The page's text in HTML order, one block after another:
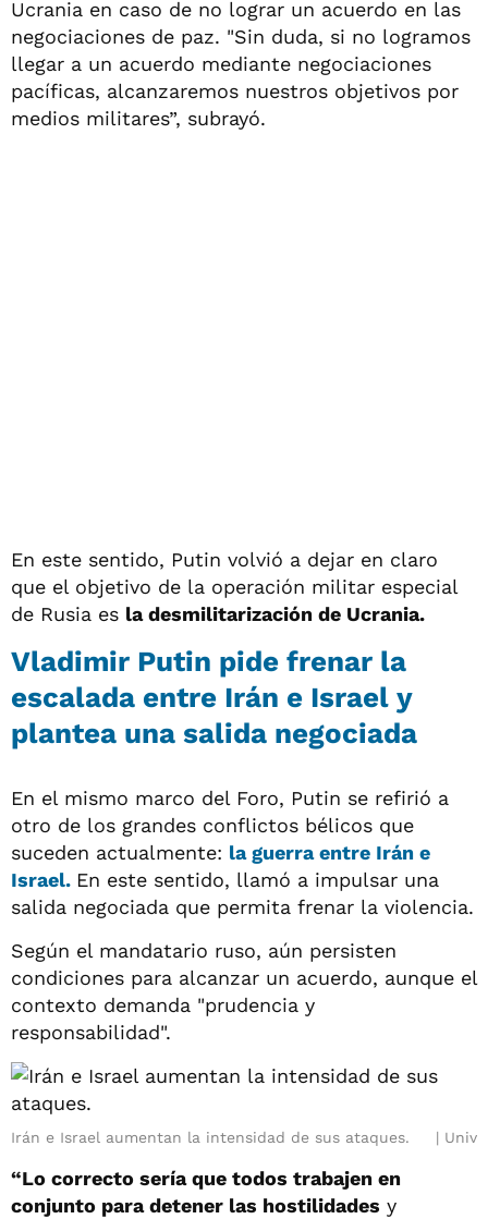
Ucrania en caso de no lograr un acuerdo en las
negociaciones de paz. "Sin duda, si no logramos
llegar a un acuerdo mediante negociaciones
pacíficas, alcanzaremos nuestros objetivos por
medios militares”, subrayó.
En este sentido, Putin volvió a dejar en claro
que el objetivo de la operación militar especial
de Rusia es la desmilitarización de Ucrania.
Vladimir Putin pide frenar la
escalada entre Irán e Israel y
plantea una salida negociada
En el mismo marco del Foro, Putin se refirió a
otro de los grandes conflictos bélicos que
suceden actualmente: la guerra entre Irán e
Israel. En este sentido, llamó a impulsar una
salida negociada que permita frenar la violencia.
Según el mandatario ruso, aún persisten
condiciones para alcanzar un acuerdo, aunque el
contexto demanda "prudencia y
responsabilidad".
Irán e Israel aumentan la intensidad de sus ataques. Univ
“Lo correcto sería que todos trabajen en
conjunto para detener las hostilidades y